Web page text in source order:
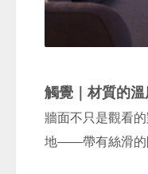
觸覺｜材質的溫
牆面不只是觀看
地——帶有絲滑的